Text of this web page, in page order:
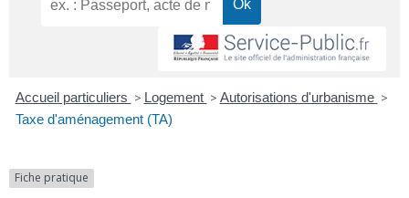
Accueil particuliers > Logement > Autorisations d'urbanisme >
Taxe d'aménagement (TA)
Fiche pratique